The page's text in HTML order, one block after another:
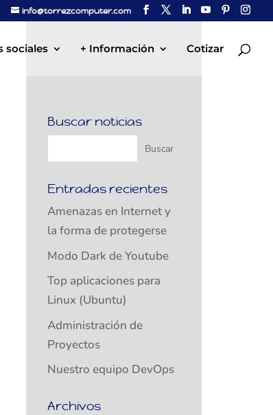
info@torrezcomputer.com
sociales + Información Cotizar
Buscar noticias
Entradas recientes
Amenazas en Internet y
la forma de protegerse
Modo Dark de Youtube
Top aplicaciones para
Linux (Ubuntu)
Administración de
Proyectos
Nuestro equipo DevOps
Archivos